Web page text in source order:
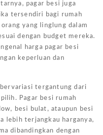
pagar besi juga
tersendiri bagi rumah
yang linglung dalam
dengan budget mereka.
harga pagar besi
keperluan dan
tergantung dari
Pagar besi rumah
besi bulat, ataupun besi
lebih terjangkau harganya,
dibandingkan dengan